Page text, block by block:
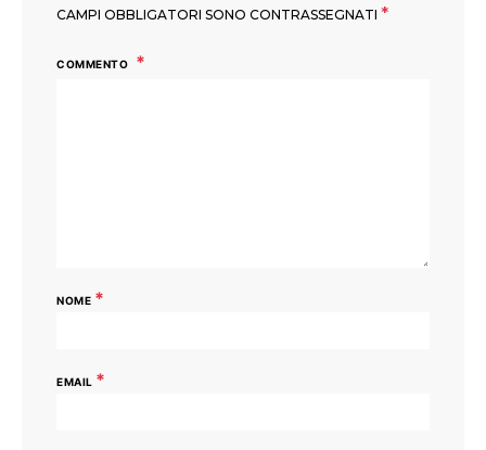
CAMPI OBBLIGATORI SONO CONTRASSEGNATI *
COMMENTO
NOME *
EMAIL *